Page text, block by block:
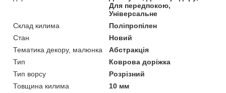
Для передпокою,
Універсальне
Склад килима
Поліпропілен
Стан
Новий
Тематика декору, малюнка
Абстракція
Тип
Коврова доріжка
Тип ворсу
Розрізний
Товщина килима
10 мм